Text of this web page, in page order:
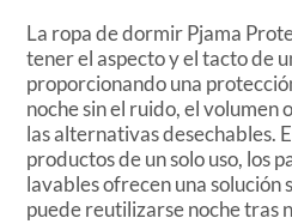
La ropa de dormir Pjama
tener el aspecto y el tacto de
proporcionando una
noche sin el ruido, el volumen
las alternativas desechables.
productos de un solo uso, los
lavables ofrecen una
puede reutilizarse noche tras